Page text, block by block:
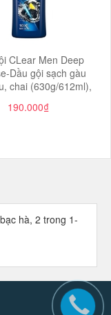
CLear Men Deep
Dầu gội sạch gàu
chai (630g/612ml),
190.000₫
hà, 2 trong 1-